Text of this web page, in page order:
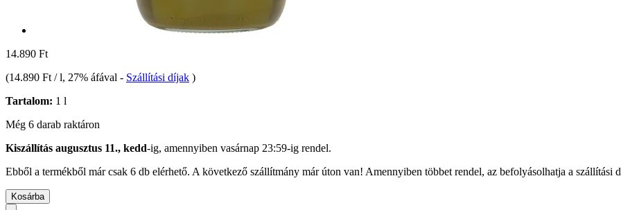
14.890 Ft
(14.890 Ft / l, 27% áfával - Szállítási díjak )
Tartalom: 1 l
Még 6 darab raktáron
Kiszállítás augusztus 11., kedd-ig, amennyiben vasárnap 23:59-ig rendel.
Ebből a termékből már csak 6 db elérhető. A következő szállítmány már úton van! Amennyiben többet rendel, az befolyásolhatja a szállítási
Kosárba